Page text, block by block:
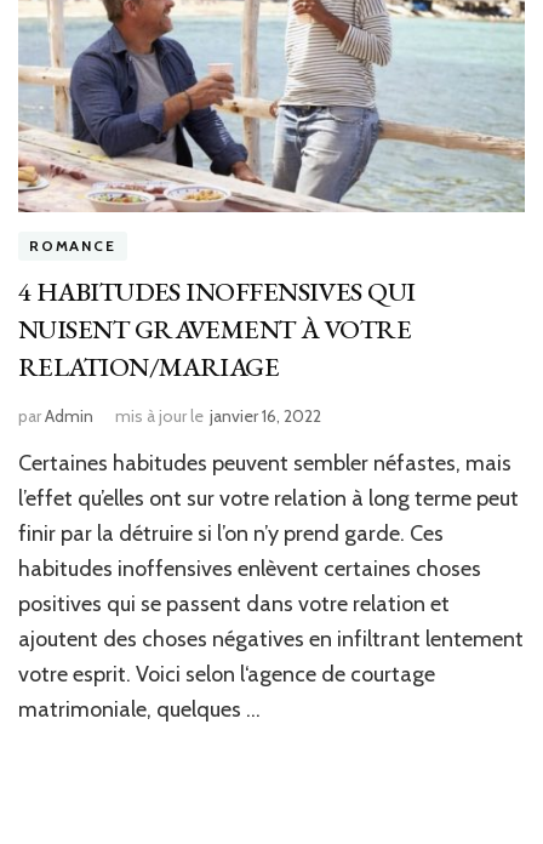
ROMANCE
4 HABITUDES INOFFENSIVES QUI
NUISENT GRAVEMENT À VOTRE
RELATION/MARIAGE
parAdmin mis à jour le janvier 16, 2022
Certaines habitudes peuvent sembler néfastes, mais
l’effet qu’elles ont sur votre relation à long terme peut
finir par la détruire si l’on n’y prend garde. Ces
habitudes inoffensives enlèvent certaines choses
positives qui se passent dans votre relation et
ajoutent des choses négatives en infiltrant lentement
votre esprit. Voici selon l‘agence de courtage
matrimoniale, quelques …